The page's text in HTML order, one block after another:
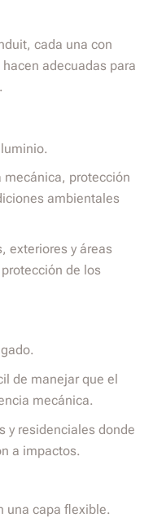
cada una con
adecuadas para
mecánica, protección
ambientales
exteriores y áreas
de los
de manejar que el
mecánica.
y residenciales donde
a impactos.
una capa flexible.